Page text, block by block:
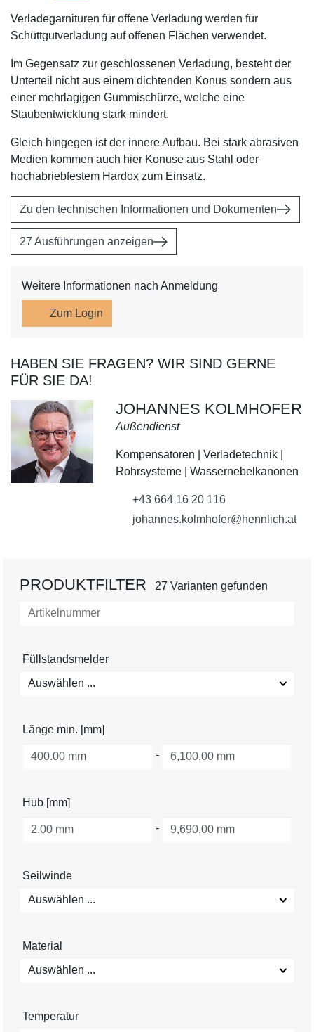
Verladegarnituren für offene Verladung werden für
Schüttgutverladung auf offenen Flächen verwendet.
Im Gegensatz zur geschlossenen Verladung, besteht der
Unterteil nicht aus einem dichtenden Konus sondern aus
einer mehrlagigen Gummischürze, welche eine
Staubentwicklung stark mindert.
Gleich hingegen ist der innere Aufbau. Bei stark abrasiven
Medien kommen auch hier Konuse aus Stahl oder
hochabriebfestem Hardox zum Einsatz.
Zu den technischen Informationen und Dokumenten
27 Ausführungen anzeigen
Weitere Informationen nach Anmeldung
Zum Login
HABEN SIE FRAGEN? WIR SIND GERNE
FÜR SIE DA!
JOHANNES KOLMHOFER
Außendienst
Kompensatoren | Verladetechnik |
Rohrsysteme | Wassernebelkanonen
+43 664 16 20 116
johannes.kolmhofer@hennlich.at
PRODUKTFILTER 27 Varianten gefunden
Füllstandsmelder
Auswählen ...
Länge min. [mm]
-
Hub [mm]
-
Seilwinde
Auswählen ...
Material
Auswählen ...
Temperatur